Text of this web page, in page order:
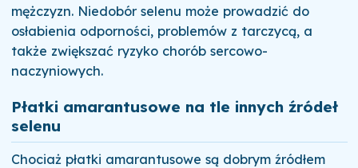
mężczyzn. Niedobór selenu może prowadzić do
osłabienia odporności, problemów z tarczycą, a
także zwiększać ryzyko chorób sercowo-
naczyniowych.
Płatki amarantusowe na tle innych źródeł
selenu
Chociaż płatki amarantusowe są dobrym źródłem